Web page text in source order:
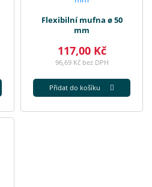
Flexibilní mufna ø 50
mm
117,00 Kč
96,69 Kč bez DPH
Přidat do košíku